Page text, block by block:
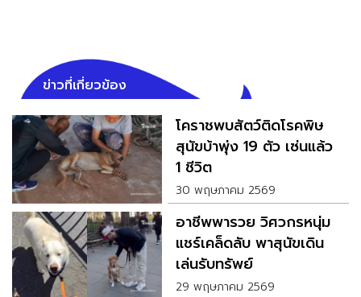
ข่าวที่เกี่ยวข้อง
โคราชพบสัตว์ติดโรคพิษ
สุนัขบ้าพุ่ง 19 ตัว เซ่นแล้ว
1 ชีวิต
30 พฤษภาคม 2569
อาชีพพารวย วิศวกรหนุ่ม
แชร์เคล็ดลับ พาสุนัขเดิน
เล่นรับทรัพย์
29 พฤษภาคม 2569